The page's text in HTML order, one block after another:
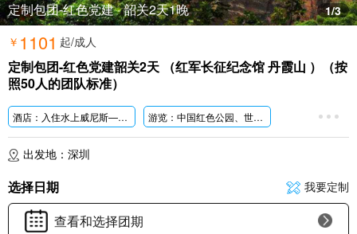
1/3
定制包团-红色党建 · 韶关2天1晚
￥ 1101 起/成人
定制包团-红色党建韶关2天 （红军长征纪念馆 丹霞山 ）（按
照50人的团队标准）
酒店：入住水上威尼斯——【丰源 温泉酒店】 游览：中国红色公园、世界地质公园——【丹霞山】
出发地：深圳
选择日期 我要定制
查看和选择团期